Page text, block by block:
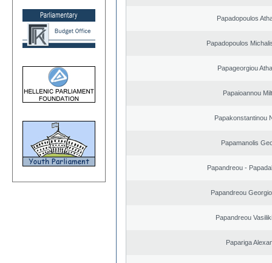
Papadopoulos
Papadopoulos
Papageorgiou
Papaioannou
Papakonstantinou
Papamanolis
Papandreou -
Papandreou
Papandreou
Papariga